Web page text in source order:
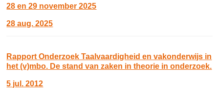
28 en 29 november 2025
28 aug. 2025
Rapport Onderzoek Taalvaardigheid en vakonderwijs in
het (v)mbo. De stand van zaken in theorie in onderzoek.
5 jul. 2012